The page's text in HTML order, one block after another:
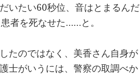
いたい60秒位、音はとまるんだ
者を死なせた……と。
たのではなく、美香さん自身が
士がいうには、警察の取調べか